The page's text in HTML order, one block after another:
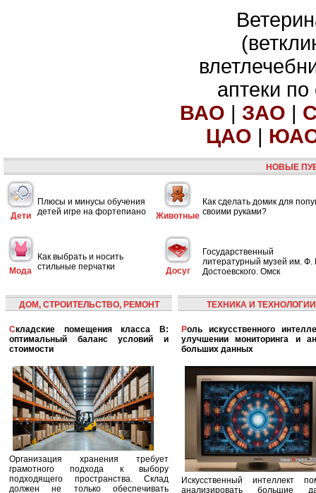
аптеки
ВАО | ЗАО |
ЦАО |
НОВЫЕ
Дети
Плюсы и минусы обучения
детей игре на фортепиано
Животные
Как сделать домик для
своими руками?
Мода
Как выбрать и носить
стильные перчатки
Досуг
Государственный
литературный музей им. Ф.
Достоевского. Омск
ДОМ, СТРОИТЕЛЬСТВО, РЕМОНТ
Складские помещения класса B:
оптимальный баланс условий и
стоимости
Организация хранения требует
грамотного подхода к выбору
подходящего пространства. Склад
должен не только обеспечивать
ТЕХНИКА И ТЕХНОЛОГИИ
Роль искусственного интеллекта в
улучшении мониторинга и
больших данных
Искусственный интеллект
анализировать большие